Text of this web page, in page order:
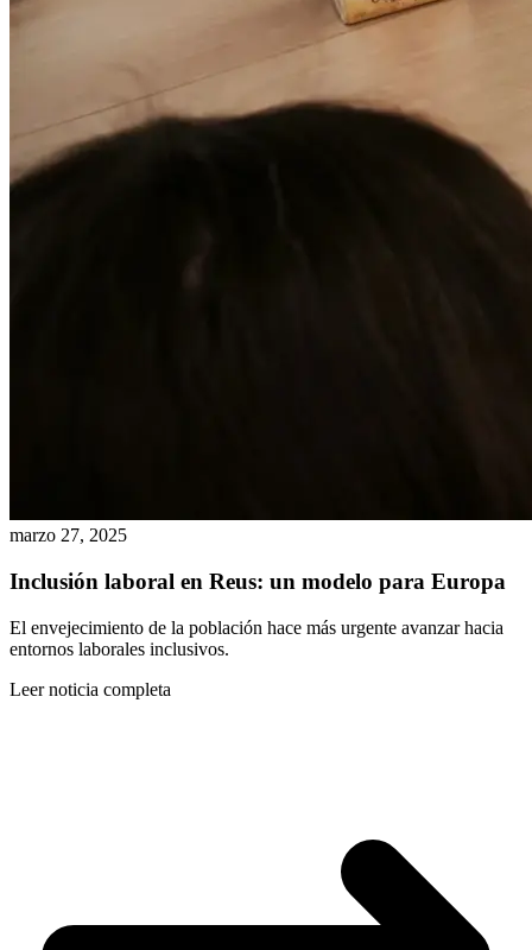
marzo 27, 2025
Inclusión laboral en Reus: un modelo para Europa
El envejecimiento de la población hace más urgente avanzar hacia
entornos laborales inclusivos.
Leer noticia completa